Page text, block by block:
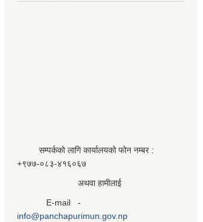
सम्पर्कको लागि कार्यालयको फोन नम्बर :
+९७७-०८३‍-४१६०६७
अथवा हामीलाई
E-mail -
info@panchapurimun.gov.np